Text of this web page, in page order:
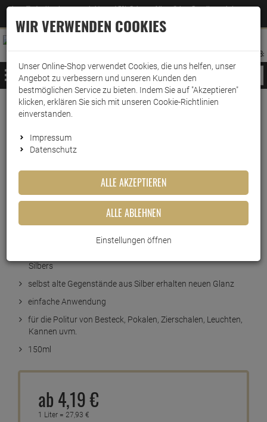
Jetzt für den Newsletter entscheiden und 5% Rabatt auf Ihre nächste Bestellung erhalten
–Zum Newsletter
ANMELDEN
AUFKLAPPEN
MERKZETTEL
WARENKORB:
MENÜ
Weiter einkaufen www.wark24.de Haushaltsreiniger
Grundreinigung
Elsterglanz
Elsterglanz Silber Polierpaste 150ml
Elsterglanz Silber Polierpaste
150ml
Artikel-Nummer:10015546
Silbers
selbst alte Gegenstände aus Silber erhalten neuen Glanz
einfache Anwendung
für die Politur von Besteck, Pokalen, Zierschalen, Leuchten,
Kannen uvm.
150ml
ab 4,19€
1 Liter = 27,93 €
WIR VERWENDEN COOKIES
Unser Online-Shop verwendet Cookies, die uns helfen, unser
Angebot zu verbessern und unseren Kunden den
bestmöglichen Service zu bieten. Indem Sie auf "Akzeptieren"
klicken, erklären Sie sich mit unseren Cookie-Richtlinien
einverstanden.
Impressum
Datenschutz
ALLE AKZEPTIEREN
ALLE ABLEHNEN
Einstellungen öffnen